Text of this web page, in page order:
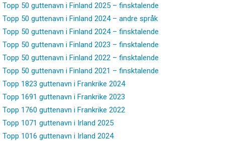
Topp 50 guttenavn i Finland 2025 – finsktalende
Topp 50 guttenavn i Finland 2024 – andre språk
Topp 50 guttenavn i Finland 2024 – finsktalende
Topp 50 guttenavn i Finland 2023 – finsktalende
Topp 50 guttenavn i Finland 2022 – finsktalende
Topp 50 guttenavn i Finland 2021 – finsktalende
Topp 1823 guttenavn i Frankrike 2024
Topp 1691 guttenavn i Frankrike 2023
Topp 1760 guttenavn i Frankrike 2022
Topp 1071 guttenavn i Irland 2025
Topp 1016 guttenavn i Irland 2024